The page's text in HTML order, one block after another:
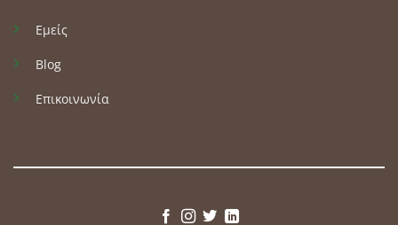
Εμείς
Blog
Επικοινωνία